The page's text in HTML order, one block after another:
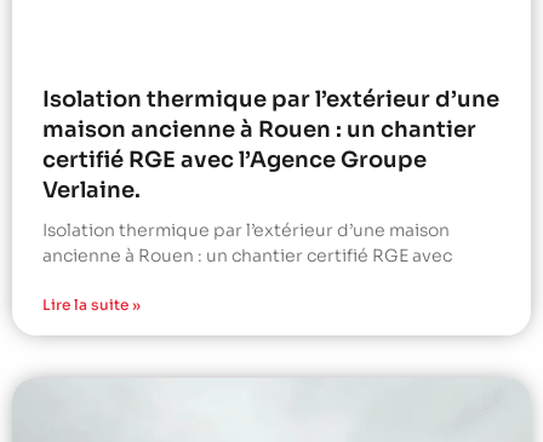
Isolation thermique par l’extérieur d’une
maison ancienne à Rouen : un chantier
certifié RGE avec l’Agence Groupe
Verlaine.
Isolation thermique par l’extérieur d’une maison
ancienne à Rouen : un chantier certifié RGE avec
Lire la suite »